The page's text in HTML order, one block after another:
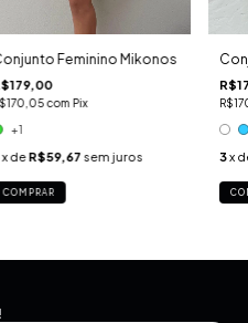
Feminino Mikonos
com Pix
+1
x deR$59,67 sem juros
COMPRAR
3x